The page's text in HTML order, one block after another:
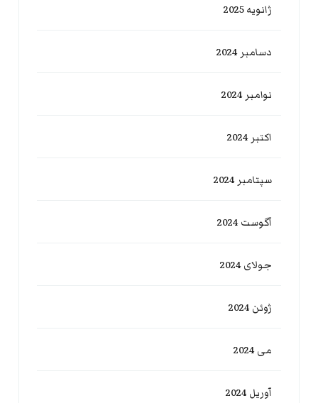
ژانویه 2025
دسامبر 2024
نوامبر 2024
اکتبر 2024
سپتامبر 2024
آگوست 2024
جولای 2024
ژوئن 2024
می 2024
آوریل 2024